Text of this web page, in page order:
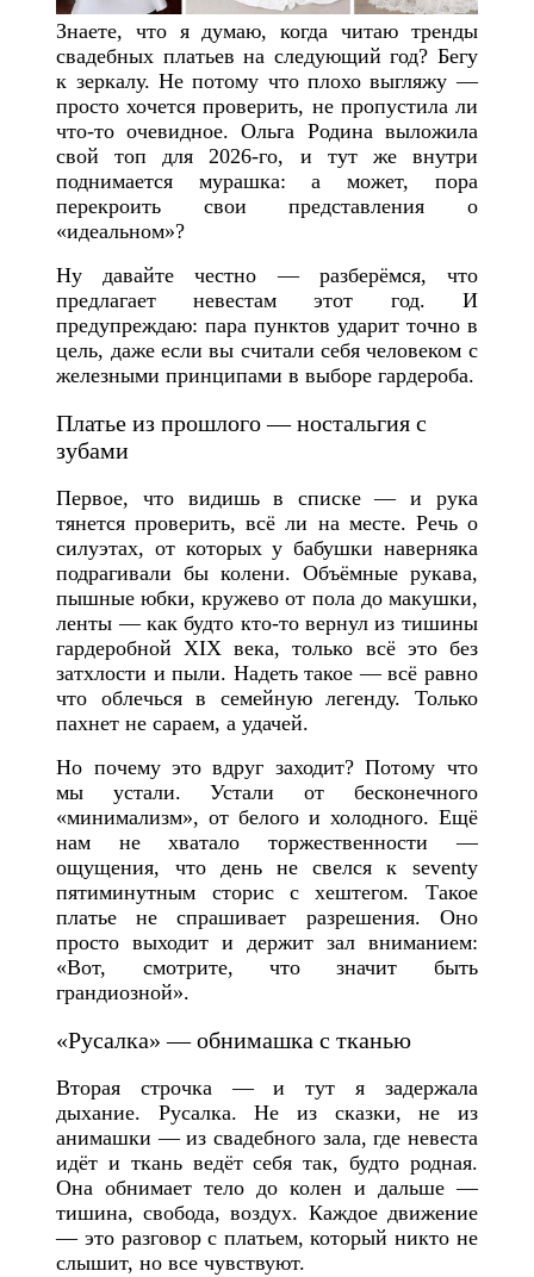
Знаете, что я думаю, когда читаю тренды
свадебных платьев на следующий год? Бегу
к зеркалу. Не потому что плохо выгляжу —
просто хочется проверить, не пропустила ли
что-то очевидное. Ольга Родина выложила
свой топ для 2026-го, и тут же внутри
поднимается мурашка: а может, пора
перекроить свои представления о
«идеальном»?
Ну давайте честно — разберёмся, что
предлагает невестам этот год. И
предупреждаю: пара пунктов ударит точно в
цель, даже если вы считали себя человеком с
железными принципами в выборе гардероба.
Платье из прошлого — ностальгия с
зубами
Первое, что видишь в списке — и рука
тянется проверить, всё ли на месте. Речь о
силуэтах, от которых у бабушки наверняка
подрагивали бы колени. Объёмные рукава,
пышные юбки, кружево от пола до макушки,
ленты — как будто кто-то вернул из тишины
гардеробной XIX века, только всё это без
затхлости и пыли. Надеть такое — всё равно
что облечься в семейную легенду. Только
пахнет не сараем, а удачей.
Но почему это вдруг заходит? Потому что
мы устали. Устали от бесконечного
«минимализм», от белого и холодного. Ещё
нам не хватало торжественности —
ощущения, что день не свелся к seventy
пятиминутным сторис с хештегом. Такое
платье не спрашивает разрешения. Оно
просто выходит и держит зал вниманием:
«Вот, смотрите, что значит быть
грандиозной».
«Русалка» — обнимашка с тканью
Вторая строчка — и тут я задержала
дыхание. Русалка. Не из сказки, не из
анимашки — из свадебного зала, где невеста
идёт и ткань ведёт себя так, будто родная.
Она обнимает тело до колен и дальше —
тишина, свобода, воздух. Каждое движение
— это разговор с платьем, который никто не
слышит, но все чувствуют.